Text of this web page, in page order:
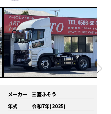
メーカー
三菱ふそう
年式
令和7年(2025)